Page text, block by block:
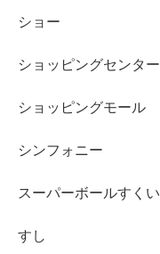
ショー
ショッピングセンター
ショッピングモール
シンフォニー
スーパーボールすくい
すし